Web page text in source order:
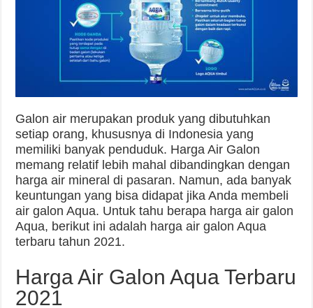
Galon air merupakan produk yang dibutuhkan
setiap orang, khususnya di Indonesia yang
memiliki banyak penduduk. Harga Air Galon
memang relatif lebih mahal dibandingkan dengan
harga air mineral di pasaran. Namun, ada banyak
keuntungan yang bisa didapat jika Anda membeli
air galon Aqua. Untuk tahu berapa harga air galon
Aqua, berikut ini adalah harga air galon Aqua
terbaru tahun 2021.
Harga Air Galon Aqua Terbaru
2021